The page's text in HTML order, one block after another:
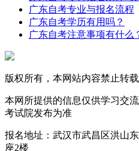
广东自考专业与报名流程
广东自考学历有用吗？
广东自考注意事项有什么
版权所有，本网站内容禁止转载
本网所提供的信息仅供学习交
考试院发布为准
报名地址：武汉市武昌区洪山
座2楼